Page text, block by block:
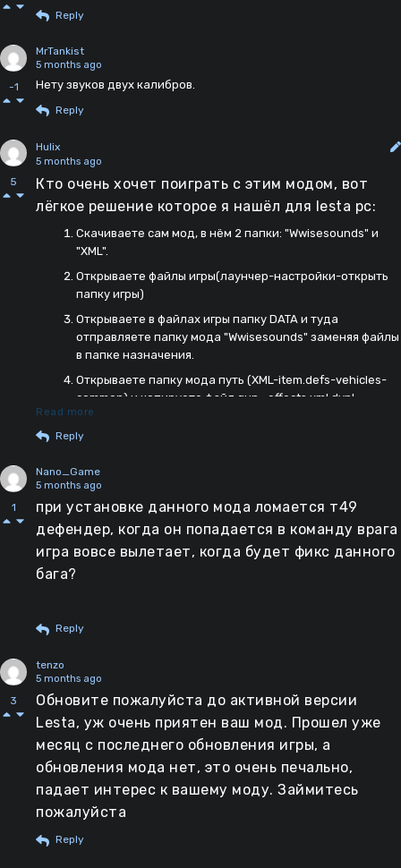
Reply
-1
MrTankist
5 months ago
Нету звуков двух калибров.
Reply
5
Hulix
5 months ago
Кто очень хочет поиграть с этим модом, вот
лёгкое решение которое я нашёл для lesta pc:
Скачиваете сам мод, в нём 2 папки: "Wwisesounds" и
"XML".
Открываете файлы игры(лаунчер-настройки-открыть
папку игры)
Открываете в файлах игры папку DATA и туда
отправляете папку мода "Wwisesounds" заменяя файлы
в папке назначения.
Открываете папку мода путь (XML-item.defs-vehicles-
common) и копируете файл gun_effects.xml.dvpl
item.defs-vehicles-common) туда
скопировали
Не до конца понял как оно работает, но оно
работает. Особенно с фугасными
орудиями(152мм). Полностью проверил на
наличие вылетов, никаких проблем нет.
Read more
Reply
1
Nano_Game
5 months ago
при установке данного мода ломается т49
дефендер, когда он попадается в команду врага
игра вовсе вылетает, когда будет фикс данного
бага?
Reply
3
tenzo
5 months ago
Обновите пожалуйста до активной версии
Lesta, уж очень приятен ваш мод. Прошел уже
месяц с последнего обновления игры, а
обновления мода нет, это очень печально,
падает интерес к вашему моду. Займитесь
пожалуйста
Reply